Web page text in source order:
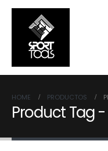
HOME PRODUCTOS
Product Tag